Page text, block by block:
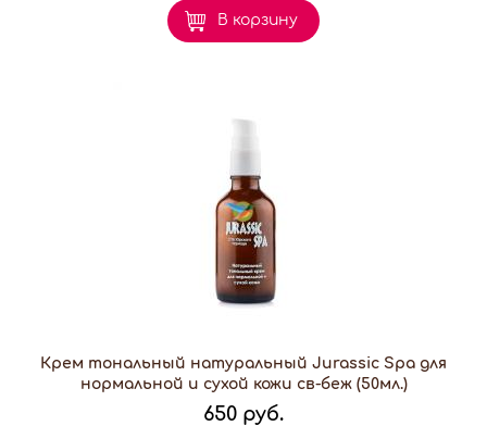
В корзину
Крем тональный натуральный Jurassic Spa для
нормальной и сухой кожи св-беж (50мл.)
650 руб.